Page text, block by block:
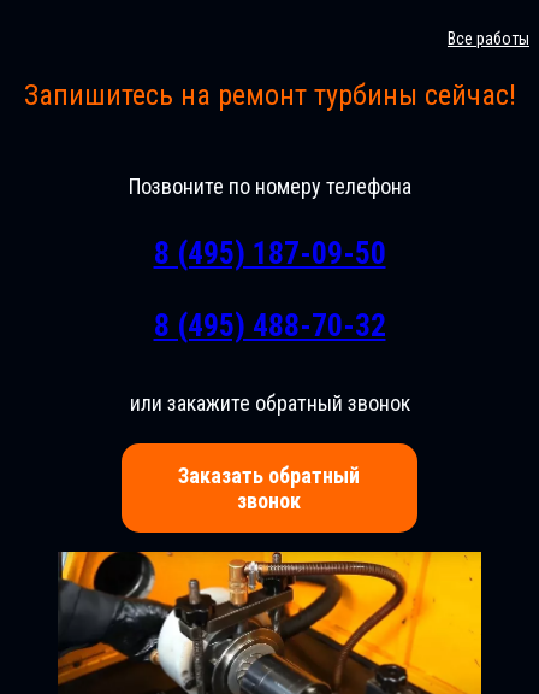
Все работы
Запишитесь на ремонт турбины сейчас!
Позвоните по номеру телефона
8 (495) 187-09-50
8 (495) 488-70-32
или закажите обратный звонок
Заказать обратный
звонок